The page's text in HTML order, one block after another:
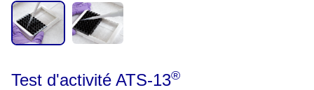
Test d'activité ATS-13®